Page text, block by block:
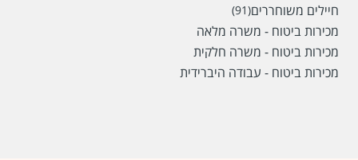
חיילים משוחררים(91)
מכירות ביטוח - משרה מלאה
מכירות ביטוח - משרה חלקית
מכירות ביטוח - עבודה היברידית